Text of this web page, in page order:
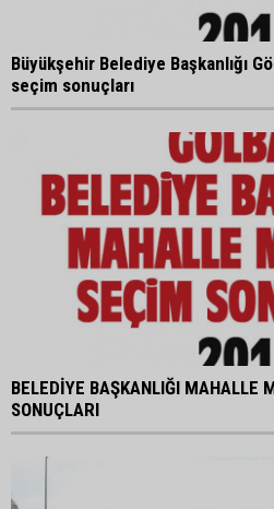
Büyükşehir Belediye Başkanlığı
seçim sonuçları
BELEDİYE BAŞKANLIĞI MAHALLE
SONUÇLARI